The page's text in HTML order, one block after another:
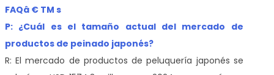
FAQâ € TM s
P: ¿Cuál es el tamaño actual del mercado de
productos de peinado japonés?
R: El mercado de productos de peluquería japonés se